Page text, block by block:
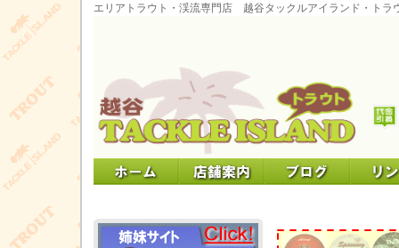
エリアトラウト・渓流専門店 越谷タックルアイランド・トラ